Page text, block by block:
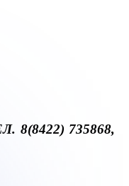
735868,